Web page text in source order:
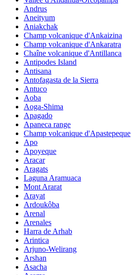
Andrus
Aneityum
Aniakchak
Champ volcanique d'Ankaizina
Champ volcanique d'Ankaratra
Chaîne volcanique d'Antillanca
Antipodes Island
Antisana
Antofagasta de la Sierra
Antuco
Aoba
Aoga-Shima
Apagado
Apaneca range
Champ volcanique d'Apastepeque
Apo
Apoyeque
Aracar
Aragats
Laguna Aramuaca
Mont Ararat
Arayat
Ardoukôba
Arenal
Arenales
Harra de Arhab
Arintica
Arjuno-Welirang
Arshan
Asacha